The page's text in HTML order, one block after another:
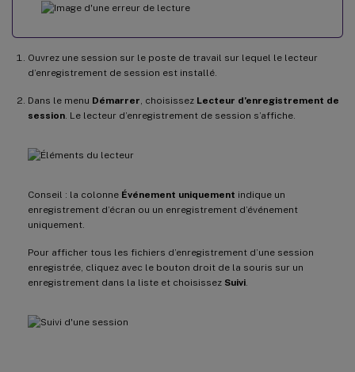
Ouvrez une session sur le poste de travail sur lequel le lecteur
d’enregistrement de session est installé.
Dans le menu Démarrer , choisissez Lecteur d’enregistrement de
session . Le lecteur d’enregistrement de session s’affiche.
Conseil : la colonne Événement uniquement indique un
enregistrement d’écran ou un enregistrement d’événement
uniquement.
Pour afficher tous les fichiers d’enregistrement d’une session
enregistrée, cliquez avec le bouton droit de la souris sur un
enregistrement dans la liste et choisissez Suivi